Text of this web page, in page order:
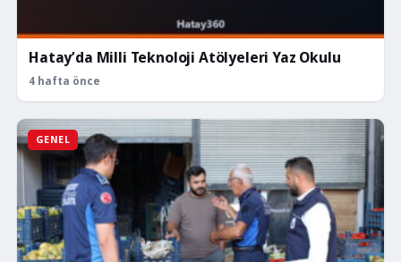
Hatay’da Milli Teknoloji Atölyeleri Yaz Okulu
4 hafta önce
GENEL